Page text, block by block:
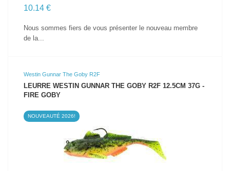
10.14 €
Nous sommes fiers de vous présenter le nouveau membre
de la...
Westin Gunnar The Goby R2F
LEURRE WESTIN GUNNAR THE GOBY R2F 12.5CM 37G -
FIRE GOBY
VOIR LE PRODUIT
NOUVEAUTÉ 2026!